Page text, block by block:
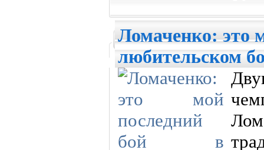
Ломаченко: это
любительском